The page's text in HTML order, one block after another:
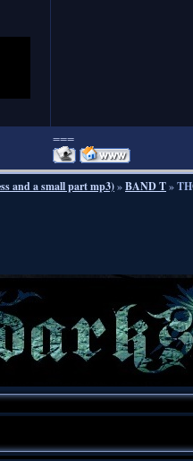
===
and a small part mp3)»BAND T»